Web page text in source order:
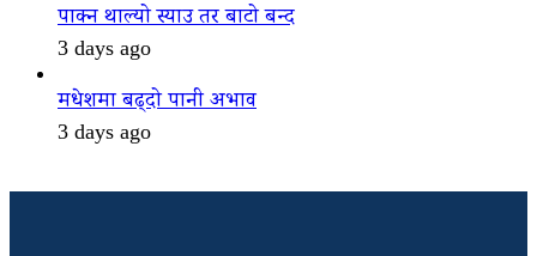
पाक्न थाल्यो स्याउ तर बाटो बन्द
3 days ago
मधेशमा बढ्दो पानी अभाव
3 days ago